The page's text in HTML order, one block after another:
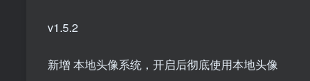
v1.5.2
新增 本地头像系统，开启后彻底使用本地头像